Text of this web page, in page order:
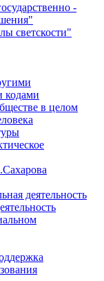
-
светскости"
кодами
в целом
деятельность